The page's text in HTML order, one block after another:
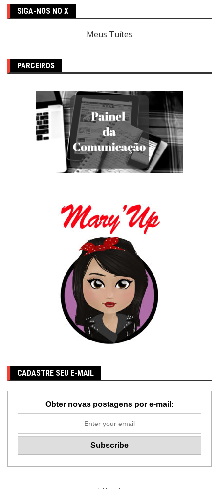
SIGA-NOS NO X
Meus Tuítes
PARCEIROS
CADASTRE SEU E-MAIL
Obter novas postagens por e-mail: